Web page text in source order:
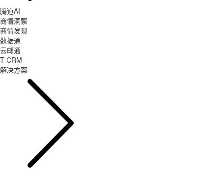
腾道AI
商情洞察
商情发现
数据通
云邮通
T-CRM
解决方案